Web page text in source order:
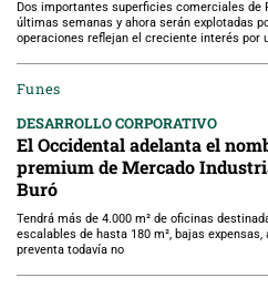
Dos importantes superficies comerciales de
últimas semanas y ahora serán explotadas
operaciones reflejan el creciente interés por
Funes
DESARROLLO CORPORATIVO
El Occidental adelanta el
premium de Mercado
Buró
Tendrá más de 4.000 m² de oficinas
escalables de hasta 180 m², bajas
preventa todavía no